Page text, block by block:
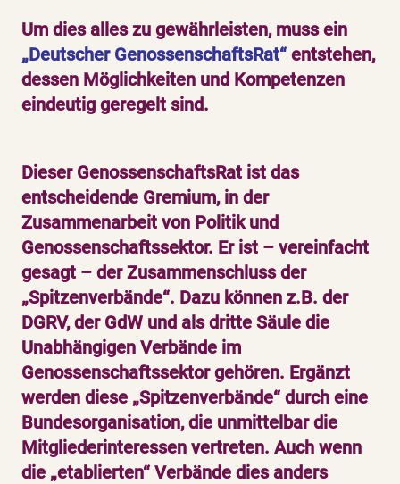
Um dies alles zu gewährleisten, muss ein
„Deutscher GenossenschaftsRat“entstehen,
dessen Möglichkeiten und Kompetenzen
eindeutig geregelt sind.
Dieser GenossenschaftsRat ist das
entscheidende Gremium, in der
Zusammenarbeit von Politik und
Genossenschaftssektor. Er ist – vereinfacht
gesagt – der Zusammenschluss der
„Spitzenverbände“. Dazu können z.B. der
DGRV, der GdW und als dritte Säule die
Unabhängigen Verbände im
Genossenschaftssektor gehören. Ergänzt
werden diese „Spitzenverbände“ durch eine
Bundesorganisation, die unmittelbar die
Mitgliederinteressen vertreten. Auch wenn
die „etablierten“ Verbände dies anders